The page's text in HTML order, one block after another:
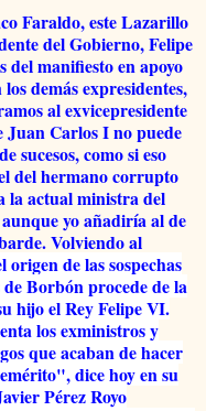
Faraldo, este Lazarillo
del Gobierno, Felipe
del manifiesto en apoyo
demás expresidentes,
al exvicepresidente
Carlos I no puede
sucesos, como si eso
del hermano corrupto
la actual ministra del
yo añadiría al de
Volviendo al
de las sospechas
Borbón procede de la
hijo el Rey Felipe VI.
los exministros y
que acaban de hacer
dice hoy en su
Pérez Royo